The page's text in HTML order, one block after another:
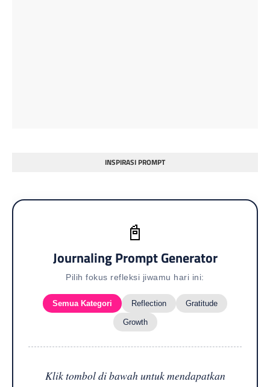
INSPIRASI PROMPT
📓
Journaling Prompt Generator
Pilih fokus refleksi jiwamu hari ini:
Semua Kategori Reflection Gratitude
Growth
Klik tombol di bawah untuk mendapatkan